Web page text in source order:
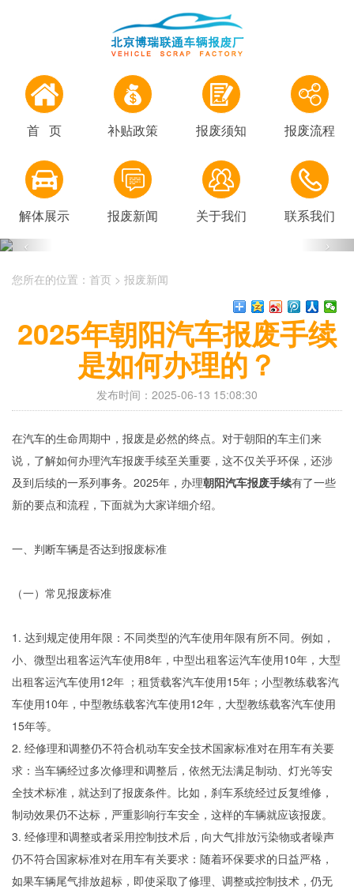
首 页 补贴政策 报废须知 报废流程
解体展示 报废新闻 关于我们 联系我们
您所在的位置： 首页 > 报废新闻
2025年朝阳汽车报废手续
是如何办理的？
发布时间：2025-06-13 15:08:30
在汽车的生命周期中，报废是必然的终点。对于朝阳的车主们来
说，了解如何办理汽车报废手续至关重要，这不仅关乎环保，还涉
及到后续的一系列事务。2025年，办理朝阳汽车报废手续有了一些
新的要点和流程，下面就为大家详细介绍。
一、判断车辆是否达到报废标准
（一）常见报废标准
1. 达到规定使用年限：不同类型的汽车使用年限有所不同。例如，
小、微型出租客运汽车使用8年，中型出租客运汽车使用10年，大型
出租客运汽车使用12年 ；租赁载客汽车使用15年；小型教练载客汽
车使用10年，中型教练载客汽车使用12年，大型教练载客汽车使用
15年等。
2. 经修理和调整仍不符合机动车安全技术国家标准对在用车有关要
求：当车辆经过多次修理和调整后，依然无法满足制动、灯光等安
全技术标准，就达到了报废条件。比如，刹车系统经过反复维修，
制动效果仍不达标，严重影响行车安全，这样的车辆就应该报废。
3. 经修理和调整或者采用控制技术后，向大气排放污染物或者噪声
仍不符合国家标准对在用车有关要求：随着环保要求的日益严格，
如果车辆尾气排放超标，即使采取了修理、调整或控制技术，仍无